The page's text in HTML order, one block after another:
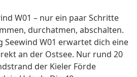
W01 – nur ein paar Schritte
durchatmen, abschalten.
Seewind W01 erwartet dich eine
an der Ostsee. Nur rund 20
der Kieler Förde